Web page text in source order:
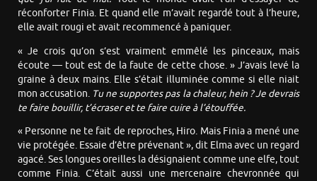
réconforter Finia. Et quand elle m’avait regardé tout à l’heure,
elle avait rougi et avait recommencé à paniquer.
« Je crois qu’on s’est vraiment emmêlé les pinceaux, mais
écoute — tout est de la faute de cette chose. » J’avais levé la
graine à deux mains. Elle s’était illuminée comme si elle niait
mon accusation. Tu ne supportes pas la chaleur, hein ? Je devrais
te faire bouillir, t’écraser et te faire cuire à l’étouffée.
« Personne ne te fait de reproches, Hiro. Mais Finia a mené une
vie protégée. Essaie d’être prévenant », dit Elma avec un regard
agacé. Ses longues oreilles la désignaient comme une elfe, tout
comme Finia. C’était aussi une mercenaire chevronnée qui